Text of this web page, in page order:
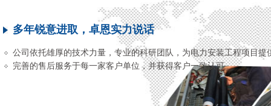
多年锐意进取，卓恩实力说话
公司依托雄厚的技术力量，专业的科研团队，为电力安装工程项目提
完善的售后服务于每一家客户单位，并获得客户一致认可